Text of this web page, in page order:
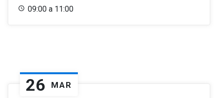
09:00 a 11:00
26 MAR